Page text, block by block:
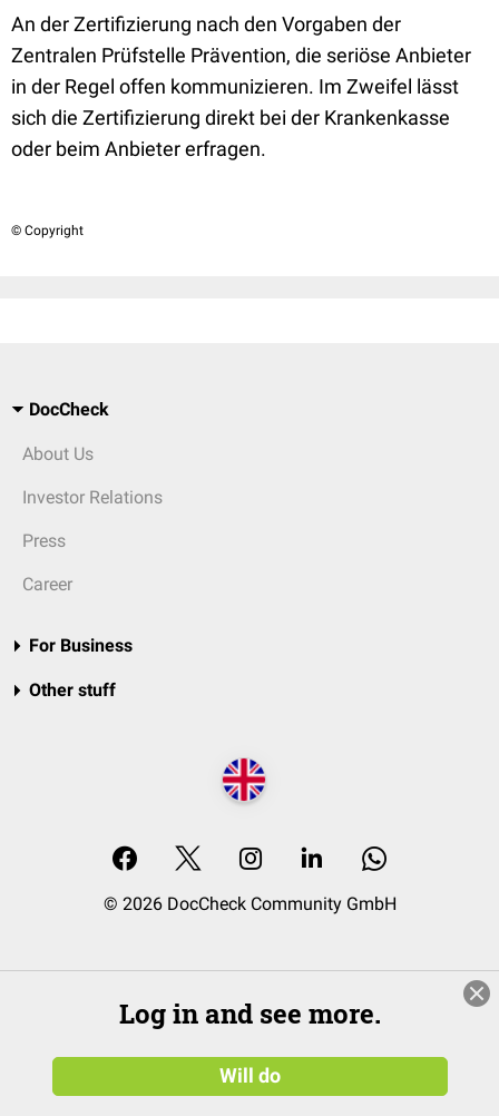
An der Zertifizierung nach den Vorgaben der
Zentralen Prüfstelle Prävention, die seriöse Anbieter
in der Regel offen kommunizieren. Im Zweifel lässt
sich die Zertifizierung direkt bei der Krankenkasse
oder beim Anbieter erfragen.
© Copyright
DocCheck
About Us
Investor Relations
Press
Career
For Business
Other stuff
© 2026 DocCheck Community GmbH
Log in and see more.
Will do